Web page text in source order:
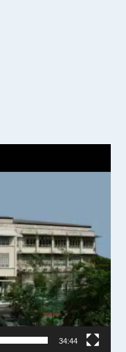
34:44